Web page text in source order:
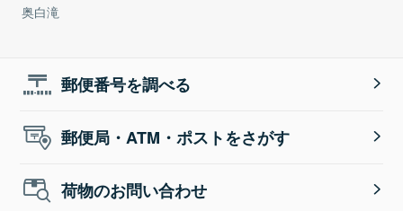
奥白滝
郵便番号を調べる
郵便局・ATM・ポストをさがす
荷物のお問い合わせ